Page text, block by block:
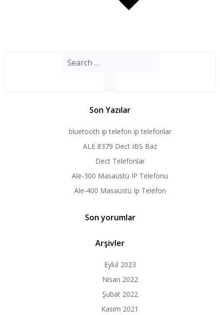
Search
Son Yazılar
bluetooth ip telefon ip telefonlar
ALE 8379 Dect IBS Baz
Dect Telefonlar
Ale-300 Masaüstü IP Telefonu
Ale-400 Masaüstü Ip Telefon
Son yorumlar
Arşivler
Eylül 2023
Nisan 2022
Şubat 2022
Kasım 2021